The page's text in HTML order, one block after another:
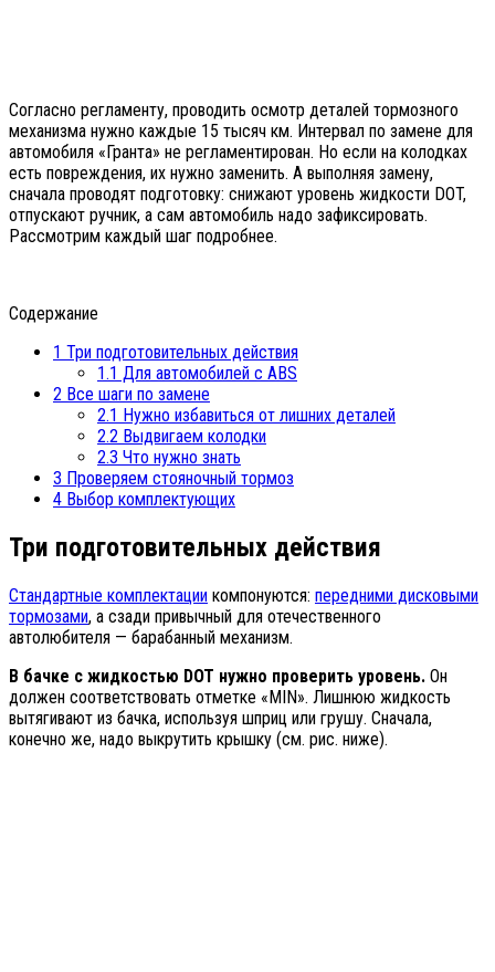
Согласно регламенту, проводить осмотр деталей тормозного
механизма нужно каждые 15 тысяч км. Интервал по замене для
автомобиля «Гранта» не регламентирован. Но если на колодках
есть повреждения, их нужно заменить. А выполняя замену,
сначала проводят подготовку: снижают уровень жидкости DOT,
отпускают ручник, а сам автомобиль надо зафиксировать.
Рассмотрим каждый шаг подробнее.
Содержание
1 Три подготовительных действия
1.1 Для автомобилей с ABS
2 Все шаги по замене
2.1 Нужно избавиться от лишних деталей
2.2 Выдвигаем колодки
2.3 Что нужно знать
3 Проверяем стояночный тормоз
4 Выбор комплектующих
Три подготовительных действия
Стандартные комплектации компонуются: передними дисковыми
тормозами, а сзади привычный для отечественного
автолюбителя — барабанный механизм.
В бачке с жидкостью DOT нужно проверить уровень. Он
должен соответствовать отметке «MIN». Лишнюю жидкость
вытягивают из бачка, используя шприц или грушу. Сначала,
конечно же, надо выкрутить крышку (см. рис. ниже).